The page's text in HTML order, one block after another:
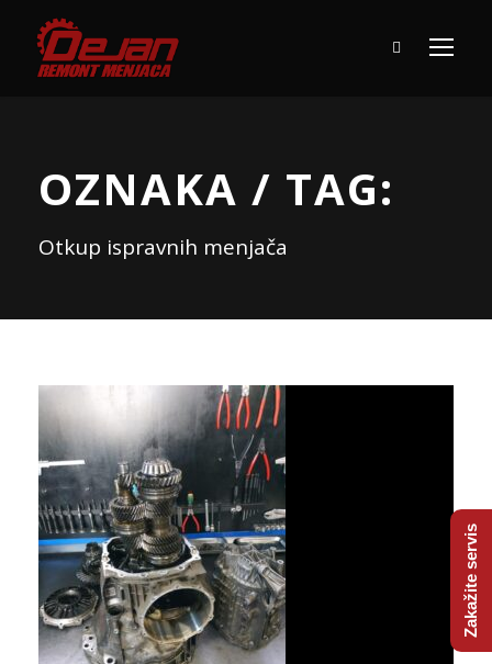
OZNAKA / TAG:
Otkup ispravnih menjača
Zakažite servis